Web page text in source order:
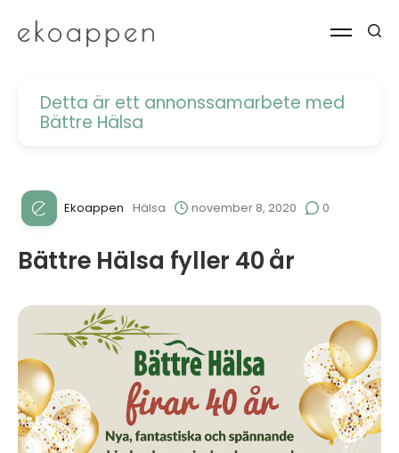
Detta är ett annonssamarbete med
Bättre Hälsa
Ekoappen Hälsa november 8, 2020 0
Bättre Hälsa fyller 40 år